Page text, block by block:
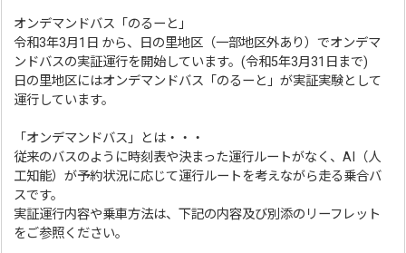
オンデマンドバス「のるーと」
令和3年3月1日 から、日の里地区（一部地区外あり）でオンデマ
ンドバスの実証運行を開始しています。(令和5年3月31日まで)
日の里地区にはオンデマンドバス「のるーと」が実証実験として
運行しています。
「オンデマンドバス」とは・・・
従来のバスのように時刻表や決まった運行ルートがなく、AI（人
工知能）が予約状況に応じて運行ルートを考えながら走る乗合バ
スです。
実証運行内容や乗車方法は、下記の内容及び別添のリーフレット
をご参照ください。